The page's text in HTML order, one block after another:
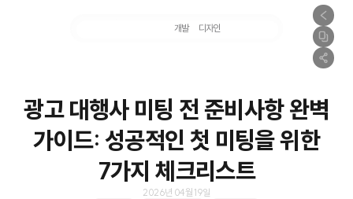
개발 디자인
광고 대행사 미팅 전 준비사항 완벽
가이드: 성공적인 첫 미팅을 위한
7가지 체크리스트
2026년 04월 19일